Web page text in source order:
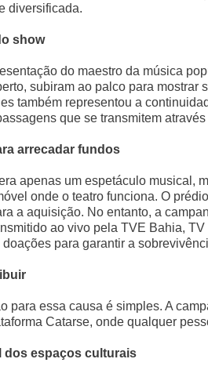
diversificada.
show
do maestro da música
subiram ao palco para mostrar
também representou a
que se transmitem
arrecadar fundos
apenas um espetáculo musical,
onde o teatro funciona. O
a aquisição. No entanto, a
ao vivo pela TVE Bahia,
para garantir a
para essa causa é simples. A
Catarse, onde qualquer
dos espaços culturais